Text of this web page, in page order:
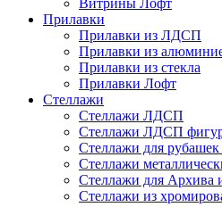
Витрины Лофт
Прилавки
Прилавки из ЛДСП
Прилавки из
Прилавки из стекла
Прилавки Лофт
Стеллажи
Стеллажи ЛДСП
Стеллажи ЛДСП
Стеллажи для рубашек
Стеллажи
Стеллажи для Архива
Стеллажи из